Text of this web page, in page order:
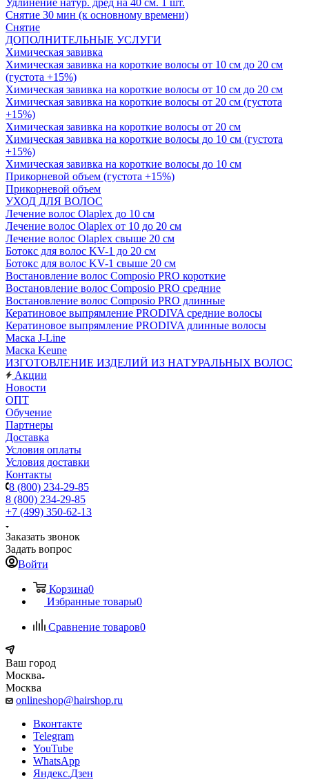
Удлинение натур. дред на 40 см. 1 шт.
Снятие 30 мин (к основному времени)
Снятие
ДОПОЛНИТЕЛЬНЫЕ УСЛУГИ
Химическая завивка
Химическая завивка на короткие волосы от 10 см до 20 см
(густота +15%)
Химическая завивка на короткие волосы от 10 см до 20 см
Химическая завивка на короткие волосы от 20 см (густота
+15%)
Химическая завивка на короткие волосы от 20 см
Химическая завивка на короткие волосы до 10 см (густота
+15%)
Химическая завивка на короткие волосы до 10 см
Прикорневой объем (густота +15%)
Прикорневой объем
УХОД ДЛЯ ВОЛОС
Лечение волос Olapleх до 10 см
Лечение волос Olapleх от 10 до 20 см
Лечение волос Olapleх свыше 20 см
Ботокс для волос KV-1 до 20 см
Ботокс для волос KV-1 свыше 20 см
Востановление волос Composio PRO короткие
Востановление волос Composio PRO средние
Востановление волос Composio PRO длинные
Кератиновое выпрямление PRODIVA средние волосы
Кератиновое выпрямление PRODIVA длинные волосы
Маска J-Line
Маска Keune
ИЗГОТОВЛЕНИЕ ИЗДЕЛИЙ ИЗ НАТУРАЛЬНЫХ ВОЛОС
Акции
Новости
ОПТ
Обучение
Партнеры
Доставка
Условия оплаты
Условия доставки
Контакты
8 (800) 234-29-85
8 (800) 234-29-85
+7 (499) 350-62-13
Заказать звонок
Задать вопрос
Войти
Корзина0
Избранные товары0
Сравнение товаров0
Ваш город
Москва
Москва
onlineshop@hairshop.ru
Вконтакте
Telegram
YouTube
WhatsApp
Яндекс.Дзен